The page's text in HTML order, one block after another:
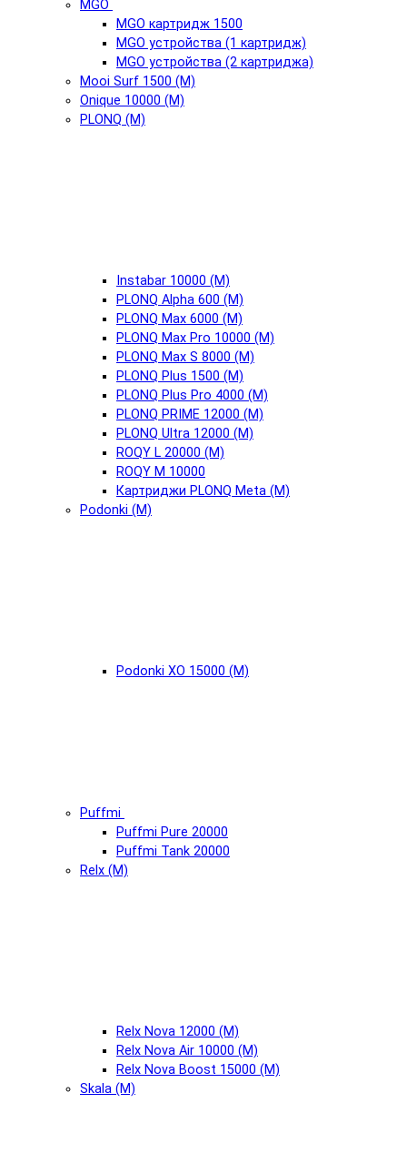
MGO
MGO картридж 1500
MGO устройства (1 картридж)
MGO устройства (2 картриджа)
Mooi Surf 1500 (М)
Onique 10000 (М)
PLONQ (М)
Instabar 10000 (М)
PLONQ Alpha 600 (М)
PLONQ Max 6000 (М)
PLONQ Max Pro 10000 (М)
PLONQ Max S 8000 (М)
PLONQ Plus 1500 (М)
PLONQ Plus Pro 4000 (М)
PLONQ PRIME 12000 (М)
PLONQ Ultra 12000 (М)
ROQY L 20000 (М)
ROQY M 10000
Картриджи PLONQ Meta (М)
Podonki (М)
Podonki XO 15000 (М)
Puffmi
Puffmi Pure 20000
Puffmi Tank 20000
Relx (М)
Relx Nova 12000 (М)
Relx Nova Air 10000 (М)
Relx Nova Boost 15000 (М)
Skala (М)